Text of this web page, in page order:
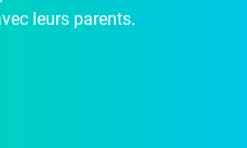
leurs parents.